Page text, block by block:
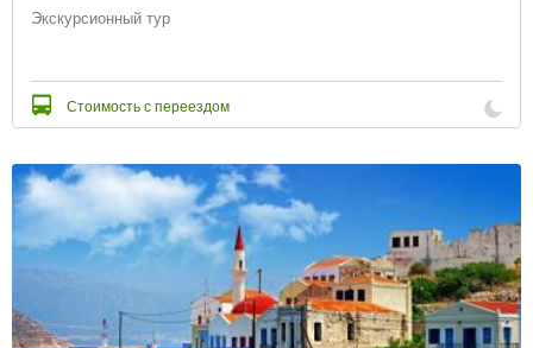
Экскурсионный тур
Стоимость с переездом